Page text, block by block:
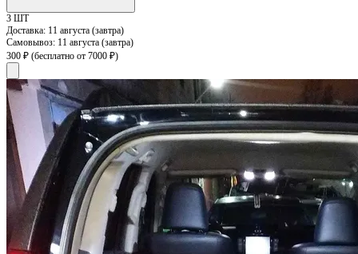
3 ШТ
Доставка: 11 августа (завтра)
Самовывоз: 11 августа (завтра)
300 ₽ (бесплатно от 7000 ₽)